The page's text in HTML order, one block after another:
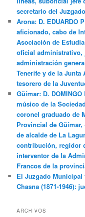
secretario del
Arona: D. EDUARDO
aficionado, cabo de
Asociación de
oficial administrativo,
administración
Tenerife y de la
tesorero de la
Güímar: D. DOMINGO
músico de la
coronel graduado de
Provincial de
de alcalde de La
contribución, regidor
interventor de la
Francos de la
El Juzgado
Chasna (1871-1946):
ARCHIVOS